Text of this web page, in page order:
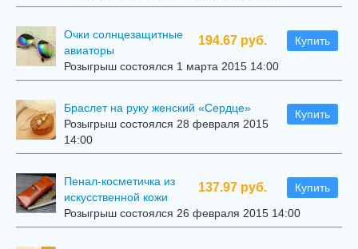
194.67 руб. Купить
Очки солнцезащитные
авиаторы
Розыгрыш состоялся 1 марта 2015 14:00
Купить
Браслет на руку женский «Сердце»
Розыгрыш состоялся 28 февраля 2015
14:00
137.97 руб. Купить
Пенал-косметичка из
искусственной кожи
Розыгрыш состоялся 26 февраля 2015 14:00